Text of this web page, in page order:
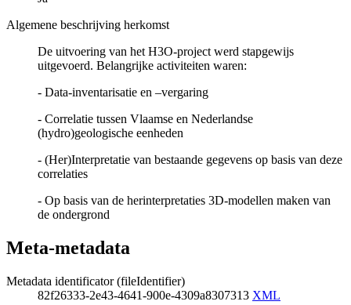
Algemene beschrijving herkomst
De uitvoering van het H3O-project werd stapgewijs
uitgevoerd. Belangrijke activiteiten waren:
- Data-inventarisatie en –vergaring
- Correlatie tussen Vlaamse en Nederlandse
(hydro)geologische eenheden
- (Her)Interpretatie van bestaande gegevens op basis van deze
correlaties
- Op basis van de herinterpretaties 3D-modellen maken van
de ondergrond
Meta-metadata
Metadata identificator (fileIdentifier)
82f26333-2e43-4641-900e-4309a8307313 XML